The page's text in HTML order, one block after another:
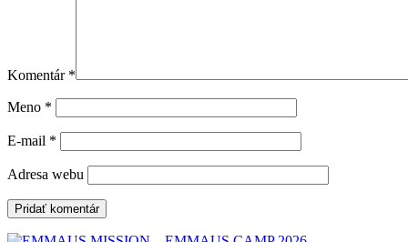
Komentár *
Meno *
E-mail *
Adresa webu